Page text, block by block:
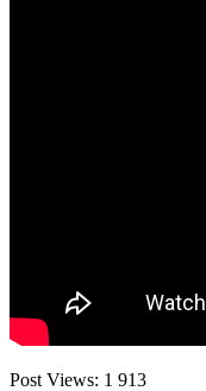
Post Views: 1 913